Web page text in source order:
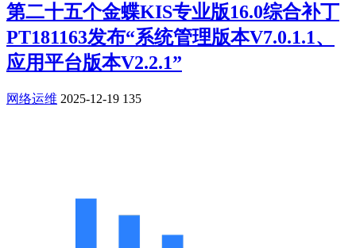
第二十五个金蝶KIS专业版16.0综合补丁
PT181163发布“系统管理版本V7.0.1.1、
应用平台版本V2.2.1”
网络运维 2025-12-19 135